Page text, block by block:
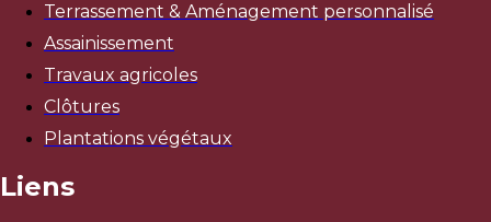
Terrassement & Aménagement personnalisé
Assainissement
Travaux agricoles
Clôtures
Plantations végétaux
Liens